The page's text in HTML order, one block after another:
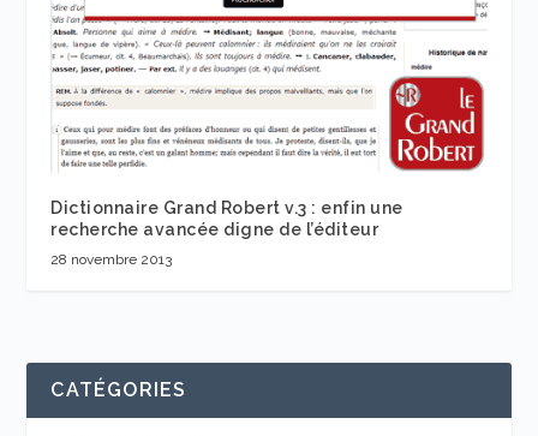
Dictionnaire Grand Robert v.3 : enfin une
recherche avancée digne de l’éditeur
28 novembre 2013
CATÉGORIES